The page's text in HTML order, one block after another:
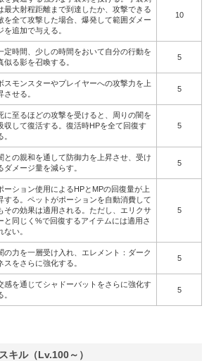
最大射程距離まで到達したか、攻撃できる
を全て攻撃した場合、爆発して範囲ダメー
を追加で与える。
10
定時間、少しの時間をおいて自分の行動を
似る影を召喚する。
5
スモンスターやプレイヤーへの攻撃力を上
させる。
5
に至るほどの攻撃を受けると、周りの闇を
収して復活する。復活時HPを全て回復す
。
5
との親和を通して防御力を上昇させ、受け
ダメージ量を減らす。
5
ーション使用によるHPとMPの回復量が上
する。ペットがポーションを自動消費して
その効果は適用される。ただし、エリクサ
と同じく%で回復するアイテムには適用さ
ない。
5
の力を一層受け入れ、エレメント：ダーク
スをさらに強化する。
5
感を通じてシャドーバットをさらに強化す
。
5
キル（Lv.100～）